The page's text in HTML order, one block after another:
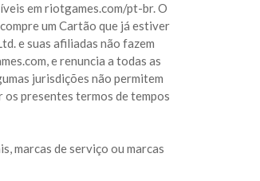
em riotgames.com/pt-br. O
um Cartão que já estiver
e suas afiliadas não fazem
e renuncia a todas as
jurisdições não permitem
presentes termos de tempos
marcas de serviço ou marcas